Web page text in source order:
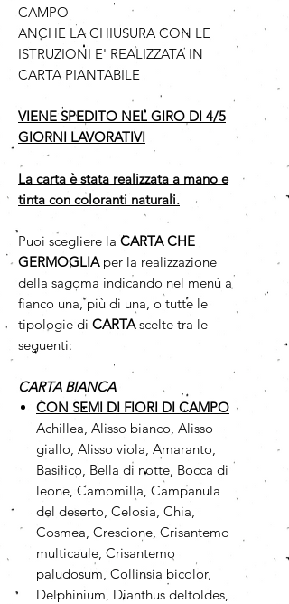
CAMPO
ANCHE LA CHIUSURA CON LE
ISTRUZIONI E' REALIZZATA IN
CARTA PIANTABILE
VIENE SPEDITO NEL GIRO DI 4/5
GIORNI LAVORATIVI
La carta è stata realizzata a mano e
tinta con coloranti naturali.
Puoi scegliere la CARTA CHE
GERMOGLIAper la realizzazione
della sagoma indicando nel menù a
fianco una, più di una, o tutte le
tipologie di CARTAscelte tra le
seguenti:
CARTA BIANCA
CON SEMI DI FIORI DI CAMPO
Achillea, Alisso bianco, Alisso
giallo, Alisso viola, Amaranto,
Basilico, Bella di notte, Bocca di
leone, Camomilla, Campanula
del deserto, Celosia, Chia,
Cosmea, Crescione, Crisantemo
multicaule, Crisantemo
paludosum, Collinsia bicolor,
Delphinium, Dianthus deltoldes,